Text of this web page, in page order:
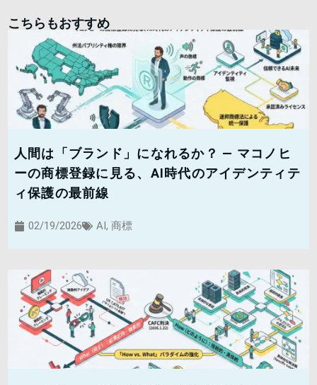
こちらもおすすめ
人間は「ブランド」になれるか？ — マコノヒ
ーの商標登録に見る、AI時代のアイデンティテ
ィ保護の最前線
02/19/2026 AI, 商標